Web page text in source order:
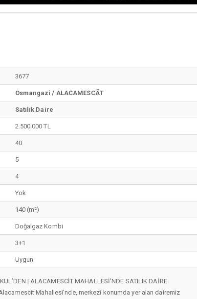
3677
Osmangazi / ALACAMESCÃT
Satılık Daire
2.500.000 TL
40
5
4
Yok
140 (m²)
Doğalgaz Kombi
3+1
Uygun
| ALACAMESCİT MAHALLESİ’NDE SATILIK DAİRE
Mahallesi’nde, merkezi konumda yer alan dairemiz